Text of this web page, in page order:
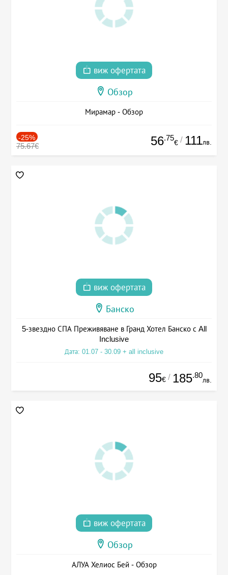
виж офертата
Обзор
Мирамар - Обзор
-25%
75.67€ 56.75
€ / 111лв.
виж офертата
Банско
5-звездно СПА Преживяване в Гранд Хотел Банско с All
Inclusive
Дата: 01.07 - 30.09 + all inclusive
95€ / 185.80
лв.
виж офертата
Обзор
АЛУА Хелиос Бей - Обзор